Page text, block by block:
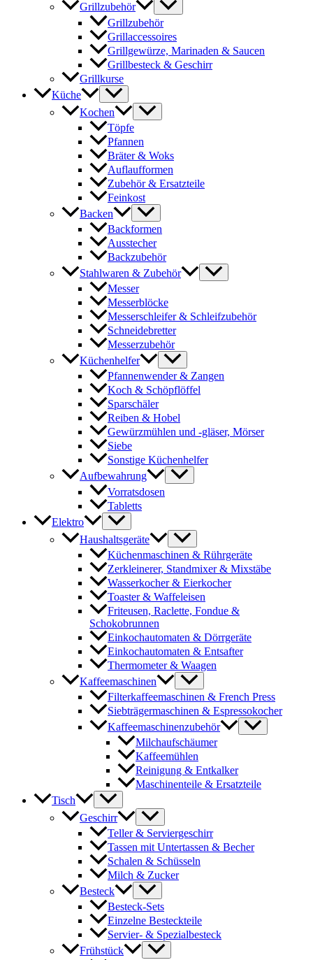
Grillzubehör
Grillzubehör
Grillaccessoires
Grillgewürze, Marinaden & Saucen
Grillbesteck & Geschirr
Grillkurse
Küche
Kochen
Töpfe
Pfannen
Bräter & Woks
Auflaufformen
Zubehör & Ersatzteile
Feinkost
Backen
Backformen
Ausstecher
Backzubehör
Stahlwaren & Zubehör
Messer
Messerblöcke
Messerschleifer & Schleifzubehör
Schneidebretter
Messerzubehör
Küchenhelfer
Pfannenwender & Zangen
Koch & Schöpflöffel
Sparschäler
Reiben & Hobel
Gewürzmühlen und -gläser, Mörser
Siebe
Sonstige Küchenhelfer
Aufbewahrung
Vorratsdosen
Tabletts
Elektro
Haushaltsgeräte
Küchenmaschinen & Rührgeräte
Zerkleinerer, Standmixer & Mixstäbe
Wasserkocher & Eierkocher
Toaster & Waffeleisen
Friteusen, Raclette, Fondue &
Schokobrunnen
Einkochautomaten & Dörrgeräte
Einkochautomaten & Entsafter
Thermometer & Waagen
Kaffeemaschinen
Filterkaffeemaschinen & French Press
Siebträgermaschinen & Espressokocher
Kaffeemaschinenzubehör
Milchaufschäumer
Kaffeemühlen
Reinigung & Entkalker
Maschinenteile & Ersatzteile
Tisch
Geschirr
Teller & Serviergeschirr
Tassen mit Untertassen & Becher
Schalen & Schüsseln
Milch & Zucker
Besteck
Besteck-Sets
Einzelne Besteckteile
Servier- & Spezialbesteck
Frühstück